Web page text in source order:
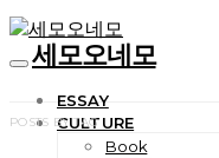
세모오네모
ESSAY
CULTURE
Book
POSTS BY TAG